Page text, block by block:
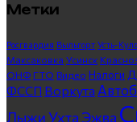
Метки
Росгвардия Выльгорт Усть-
Максаковка Усинск
ОНФ ГТО Видео Налоги
ФССП Воркута
ЛыжиУхта Эжва